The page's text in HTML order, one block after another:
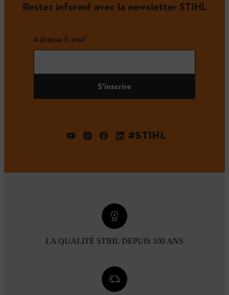
Restez informé avec la newsletter STIHL
Adresse E-mail
S'inscrire
#STIHL
LA QUALITÉ STIHL DEPUIS 100 ANS